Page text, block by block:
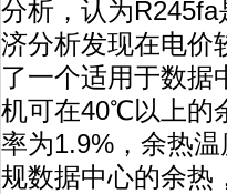
分析，认为
济分析发现在电价
了一个适用于数据
机可在40℃以上的
率为1.9%，余热
规数据中心的余热